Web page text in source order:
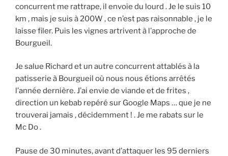
concurrent me rattrape, il envoie du lourd . Je le suis 10
km , mais je suis à 200W , ce n’est pas raisonnable , je le
laisse filer. Puis les vignes artrivent à l’approche de
Bourgueil.
Je salue Richard et un autre concurrent attablés à la
patisserie à Bourgueil où nous nous étions arrêtés
l’année dernière. J’ai envie de viande et de frites ,
direction un kebab repéré sur Google Maps … que je ne
trouverai jamais , décidemment ! . Je me rabats sur le
Mc Do .
Pause de 30 minutes, avant d’attaquer les 95 derniers